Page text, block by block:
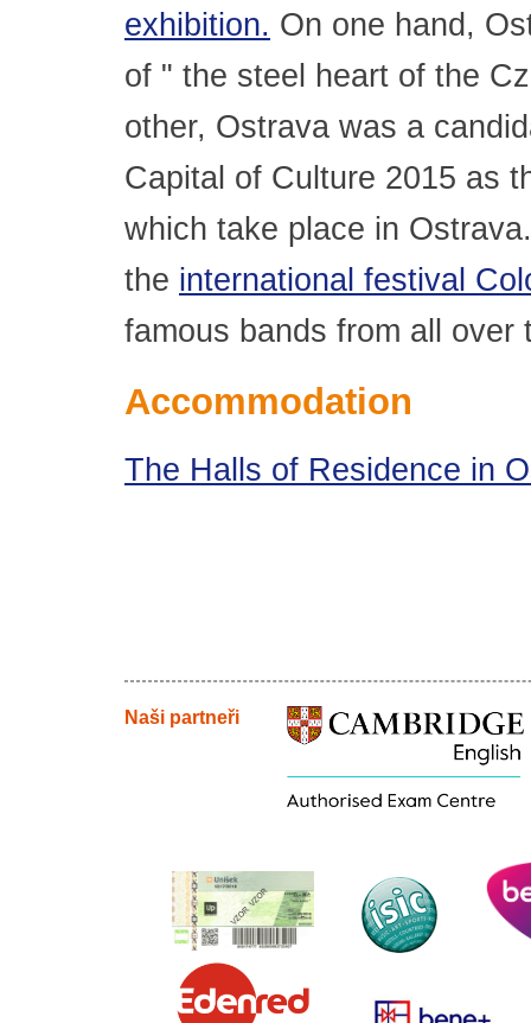
exhibition. On one hand,
of " the steel heart of the
other, Ostrava was a
Capital of Culture 2015 as
which take place in
the international festival
famous bands from all over
Accommodation
The Halls of Residence in
Naši partneři